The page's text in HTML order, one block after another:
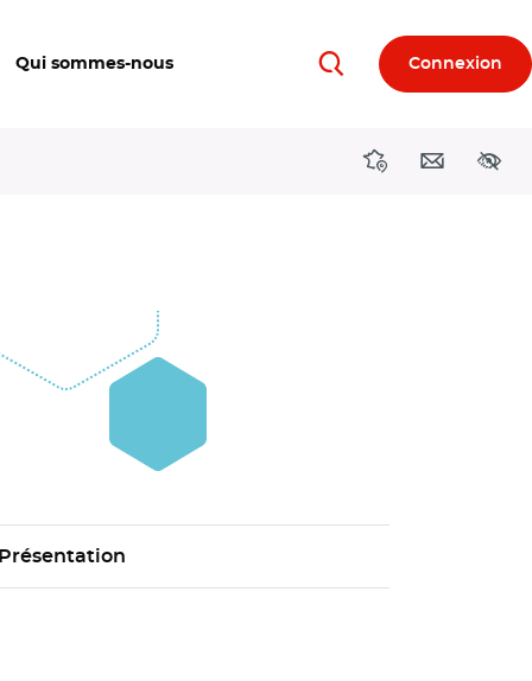
Qui sommes-nous RechercherConnexion
DirectionsContact
Présentation